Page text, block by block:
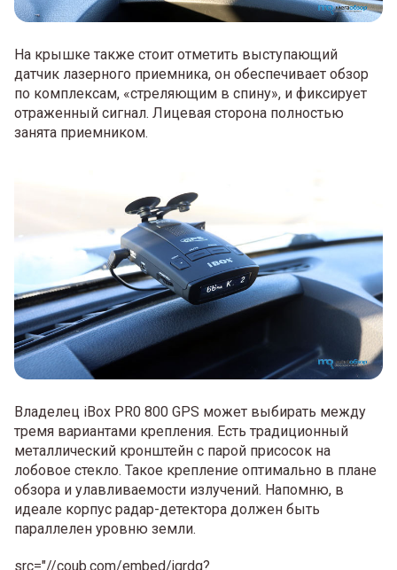
На крышке также стоит отметить выступающий
датчик лазерного приемника, он обеспечивает обзор
по комплексам, «стреляющим в спину», и фиксирует
отраженный сигнал. Лицевая сторона полностью
занята приемником.
Владелец iBox PR0 800 GPS может выбирать между
тремя вариантами крепления. Есть традиционный
металлический кронштейн с парой присосок на
лобовое стекло. Такое крепление оптимально в плане
обзора и улавливаемости излучений. Напомню, в
идеале корпус радар-детектора должен быть
параллелен уровню земли.
src="//coub.com/embed/jqrdg?